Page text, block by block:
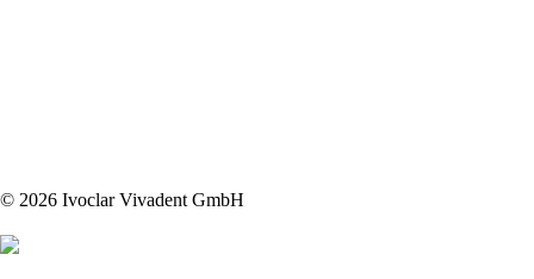
© 2026 Ivoclar Vivadent GmbH